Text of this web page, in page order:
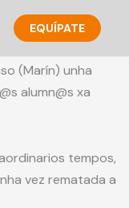
EQUÍPATE
(Marín) unha
alumn@s xa
tempos,
vez rematada a